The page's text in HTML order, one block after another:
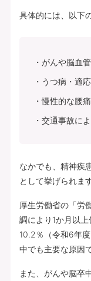
具体的には、以下
がんや脳血
うつ病・適
慢性的な腰
交通事故に
なかでも、精神疾
として挙げられます
厚生労働省の「労
調により1か月以
10.2％（令和6年
中でも主要な原因
また、がんや脳卒